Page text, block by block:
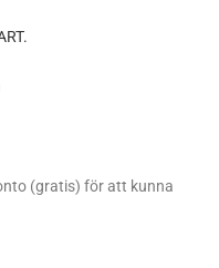
(gratis) för att kunna